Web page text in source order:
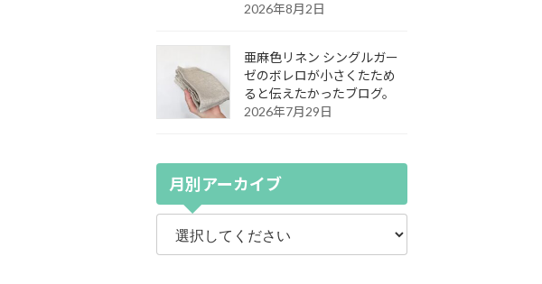
2026年8月2日
亜麻色リネン シングルガー
ゼのボレロが小さくたため
ると伝えたかったブログ。
2026年7月29日
月別アーカイブ